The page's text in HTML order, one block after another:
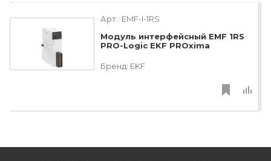
Арт.: EMF-I-1RS
Модуль интерфейсный EMF 1RS
PRO-Logic EKF PROxima
Бренд: EKF